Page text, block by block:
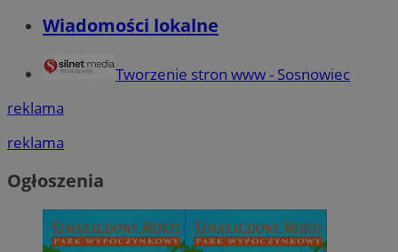
Wiadomości lokalne
Tworzenie stron www - Sosnowiec
reklama
reklama
Ogłoszenia